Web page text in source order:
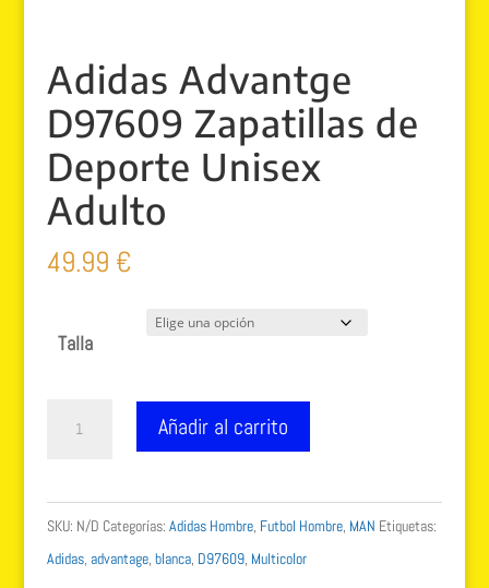
Adidas Advantge
D97609 Zapatillas de
Deporte Unisex
Adulto
49.99 €
Talla
Añadir al carrito
SKU: N/D Categorías: Adidas Hombre, Futbol Hombre, MAN Etiquetas:
Adidas, advantage, blanca, D97609, Multicolor